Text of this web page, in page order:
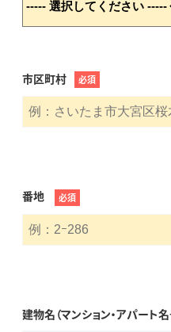
市区町村 必須
番地 必須
建物名（マンション・アパート名